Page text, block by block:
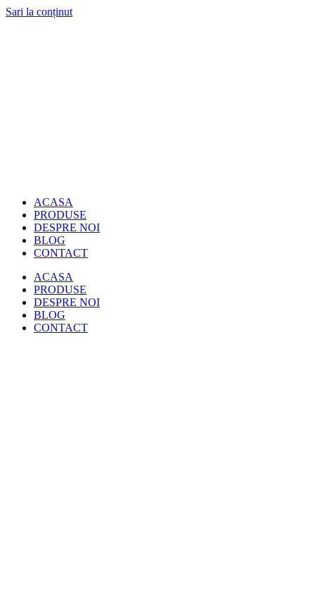
Sari la conținut
ACASA
PRODUSE
DESPRE NOI
BLOG
CONTACT
ACASA
PRODUSE
DESPRE NOI
BLOG
CONTACT